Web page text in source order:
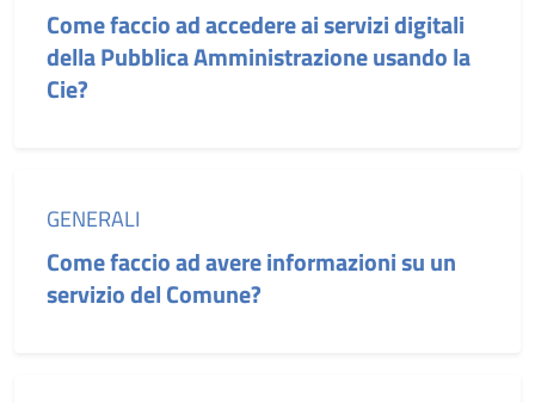
Come faccio ad accedere ai servizi digitali
della Pubblica Amministrazione usando la
Cie?
Categoria:
GENERALI
Come faccio ad avere informazioni su un
servizio del Comune?